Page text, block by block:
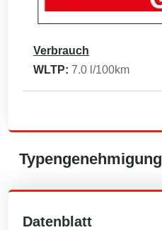
Verbrauch
WLTP: 7.0 l/100km
Typengenehmigung
Datenblatt